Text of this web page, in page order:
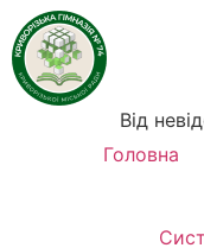
Від
Головна